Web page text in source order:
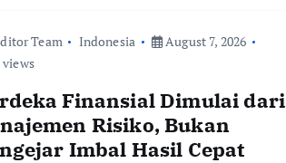
Team Indonesia
August 7, 2026
views
Finansial Dimulai dari
Risiko, Bukan
Imbal Hasil Cepat